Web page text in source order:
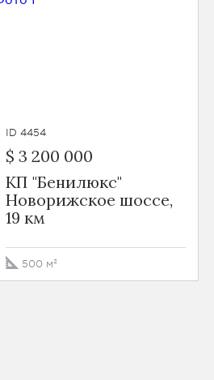
ID 4454
$ 3 200 000
КП "Бенилюкс"
Новорижское шоссе,
19 км
500 м²